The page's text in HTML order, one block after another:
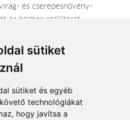
sütiket
sütiket és egyéb
technológiákat
hogy javítsa a
és cserepesnövény-
és házhoz szállítását
Kiállítások, éttermek,
rendezvények díszítése
helyszíni